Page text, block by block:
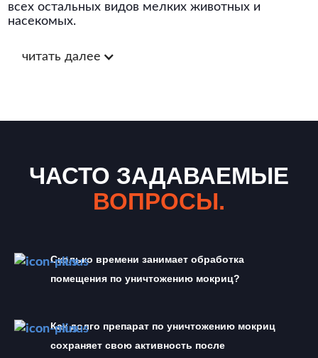
всех остальных видов мелких животных и
насекомых.
читать далее
ЧАСТО ЗАДАВАЕМЫЕ
ВОПРОСЫ.
Сколько времени занимает обработка
помещения по уничтожению мокриц?
Как долго препарат по уничтожению мокриц
сохраняет свою активность после